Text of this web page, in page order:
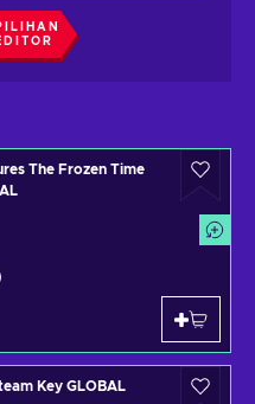
The Frozen Time
Key GLOBAL